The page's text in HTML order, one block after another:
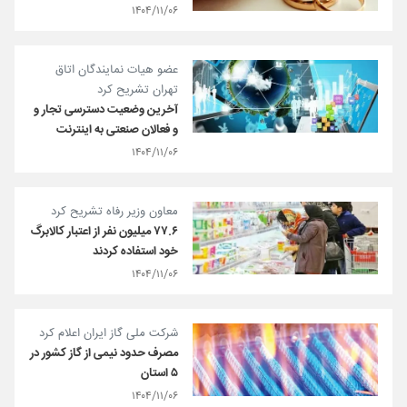
۱۴۰۴/۱۱/۰۶
عضو هیات نمایندگان اتاق
تهران تشریح کرد
آخرین وضعیت دسترسی تجار و
و فعالان صنعتی به اینترنت
۱۴۰۴/۱۱/۰۶
معاون وزیر رفاه تشریح کرد
۷۷.۶ میلیون نفر از اعتبار کالابرگ
خود استفاده کردند
۱۴۰۴/۱۱/۰۶
شرکت ملی گاز ایران اعلام کرد
مصرف حدود نیمی از گاز کشور در
۵ استان
۱۴۰۴/۱۱/۰۶